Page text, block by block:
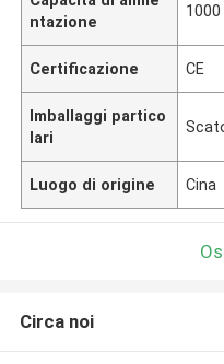
ntazione
Certificazione CE
Imballaggi partico
lari
Luogo di origine Cina
Circa noi